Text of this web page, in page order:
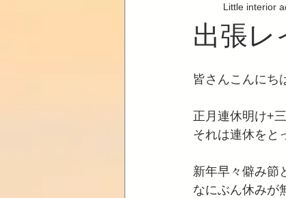
出張
Little interior
皆さんこんにち
正月連休明け+
それは連休をと
新年早々僻み節
なにぶん休みが